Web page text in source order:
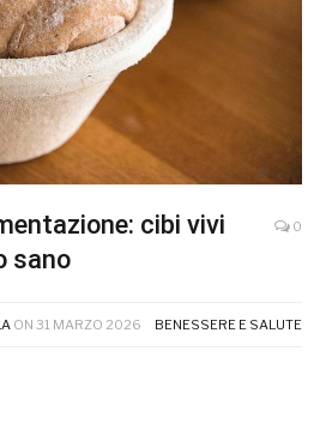
cibi vivi
sano
0
ON 31 MARZO 2026 BENESSERE E SALUTE